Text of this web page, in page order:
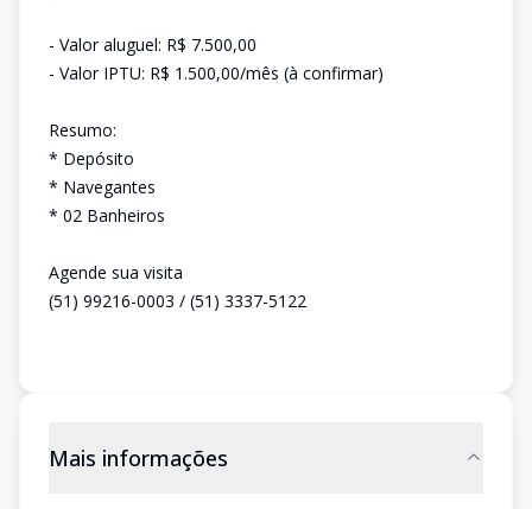
- Valor aluguel: R$ 7.500,00
- Valor IPTU: R$ 1.500,00/mês (à confirmar)
Resumo:
* Depósito
* Navegantes
* 02 Banheiros
Agende sua visita
(51) 99216-0003 / (51) 3337-5122
Mais informações